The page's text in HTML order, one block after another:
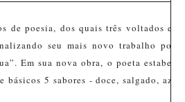
de poesia, dos quais três voltados
seu mais novo trabalho
Em sua nova obra, o poeta
básicos 5 sabores - doce, salgado,